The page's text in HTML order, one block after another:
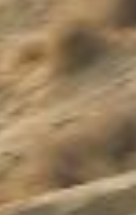
Likwidacja szkód
Kariera
Kontakt
Marka